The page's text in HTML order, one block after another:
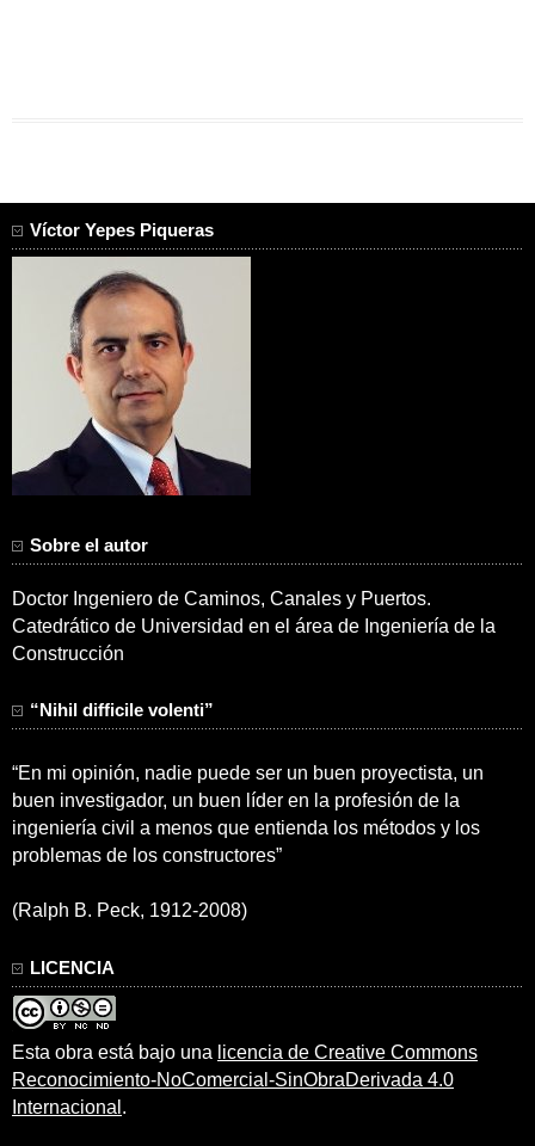
Víctor Yepes Piqueras
Sobre el autor
Doctor Ingeniero de Caminos, Canales y Puertos.
Catedrático de Universidad en el área de Ingeniería de la
Construcción
“Nihil difficile volenti”
“En mi opinión, nadie puede ser un buen proyectista, un
buen investigador, un buen líder en la profesión de la
ingeniería civil a menos que entienda los métodos y los
problemas de los constructores”
(Ralph B. Peck, 1912-2008)
LICENCIA
Esta obra está bajo una licencia de Creative Commons
Reconocimiento-NoComercial-SinObraDerivada 4.0
Internacional .